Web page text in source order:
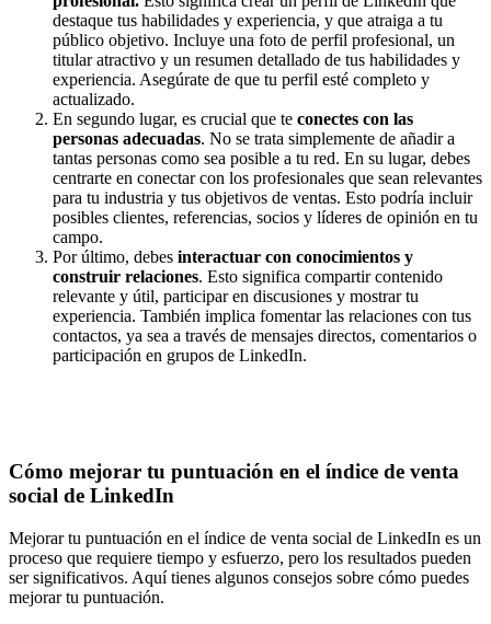
destaque tus habilidades y experiencia, y que atraiga a tu
público objetivo. Incluye una foto de perfil profesional, un
titular atractivo y un resumen detallado de tus habilidades y
experiencia. Asegúrate de que tu perfil esté completo y
actualizado.
En segundo lugar, es crucial que te conectes con las
personas adecuadas. No se trata simplemente de añadir a
tantas personas como sea posible a tu red. En su lugar, debes
centrarte en conectar con los profesionales que sean relevantes
para tu industria y tus objetivos de ventas. Esto podría incluir
posibles clientes, referencias, socios y líderes de opinión en tu
campo.
Por último, debes interactuar con conocimientos y
construir relaciones. Esto significa compartir contenido
relevante y útil, participar en discusiones y mostrar tu
experiencia. También implica fomentar las relaciones con tus
contactos, ya sea a través de mensajes directos, comentarios o
participación en grupos de LinkedIn.
Cómo mejorar tu puntuación en el índice de venta
social de LinkedIn
Mejorar tu puntuación en el índice de venta social de LinkedIn es un
proceso que requiere tiempo y esfuerzo, pero los resultados pueden
ser significativos. Aquí tienes algunos consejos sobre cómo puedes
mejorar tu puntuación.